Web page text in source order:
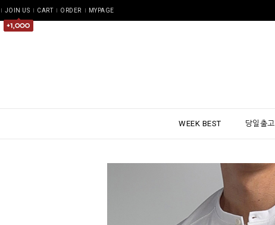
JOIN US CART ORDER MYPAGE
WEEK BEST 당일출고